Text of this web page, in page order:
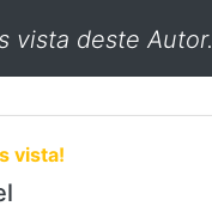
vista deste Autor.
vista!